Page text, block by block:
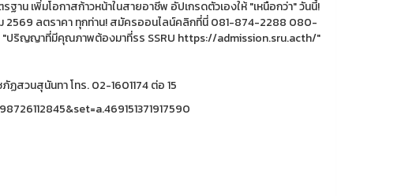
สวนสุนันทา โทร. 02-1601174 ต่อ 15